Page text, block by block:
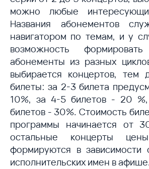
можно любые
Названия абонементов
навигатором по темам, и у
возможность
абонементы из разных
выбирается концертов, тем
билеты: за 2-3 билета
10%, за 4-5 билетов - 20
билетов - 30%. Стоимость
программы начинается от
остальные концерты
формируются в зависимости
исполнительских имен в афише.